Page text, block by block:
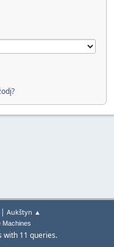
| Aukštyn ▲
Machines
with 11 queries.